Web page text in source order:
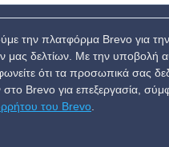
την πλατφόρμα Brevo για
μας δελτίων. Με την υποβολή
ότι τα προσωπικά σας
στο Brevo για επεξεργασία,
του Brevo